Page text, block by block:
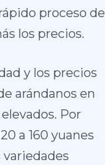
proceso de
los precios.
y los precios
arándanos en
Por
a 160 yuanes
variedades